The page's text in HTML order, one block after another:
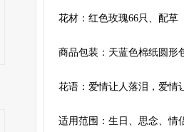
花材：红色玫瑰66只、配草
商品包装：天蓝色棉纸圆形
花语：爱情让人落泪，爱情
适用范围：生日、思念、情